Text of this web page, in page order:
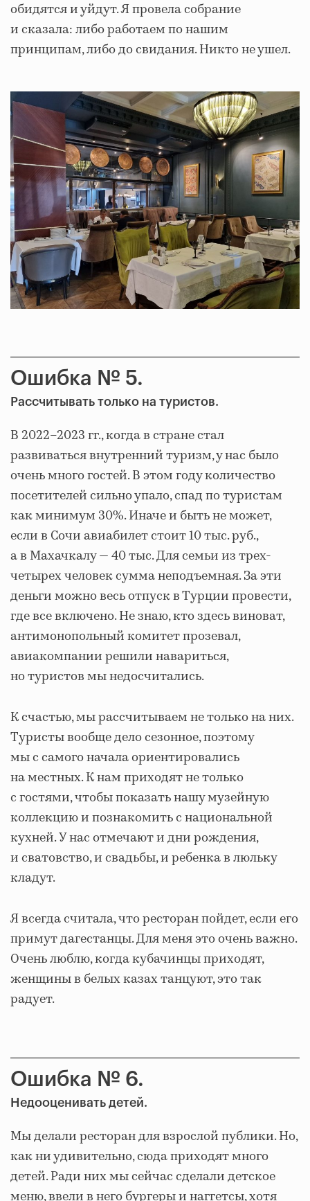
обидятся и уйдут. Я провела собрание
и сказала: либо работаем по нашим
принципам, либо до свидания. Никто не ушел.
Ошибка № 5.
Рассчитывать только на туристов.
В 2022–2023 гг., когда в стране стал
развиваться внутренний туризм, у нас было
очень много гостей. В этом году количество
посетителей сильно упало, спад по туристам
как минимум 30%. Иначе и быть не может,
если в Сочи авиабилет стоит 10 тыс. руб.,
а в Махачкалу — 40 тыс. Для семьи из трех-
четырех человек сумма неподъемная. За эти
деньги можно весь отпуск в Турции провести,
где все включено. Не знаю, кто здесь виноват,
антимонопольный комитет прозевал,
авиакомпании решили навариться,
но туристов мы недосчитались.
К счастью, мы рассчитываем не только на них.
Туристы вообще дело сезонное, поэтому
мы с самого начала ориентировались
на местных. К нам приходят не только
с гостями, чтобы показать нашу музейную
коллекцию и познакомить с национальной
кухней. У нас отмечают и дни рождения,
и сватовство, и свадьбы, и ребенка в люльку
кладут.
Я всегда считала, что ресторан пойдет, если его
примут дагестанцы. Для меня это очень важно.
Очень люблю, когда кубачинцы приходят,
женщины в белых казах танцуют, это так
радует.
Ошибка № 6.
Недооценивать детей.
Мы делали ресторан для взрослой публики. Но,
как ни удивительно, сюда приходят много
детей. Ради них мы сейчас сделали детское
меню, ввели в него бургеры и наггетсы, хотя